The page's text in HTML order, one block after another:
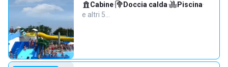
Cabine· Doccia calda· Piscina·
e altri 5…